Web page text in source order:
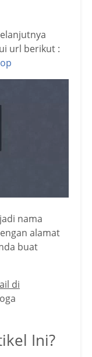
url berikut :
nama
alamat
buat
di
Ini?